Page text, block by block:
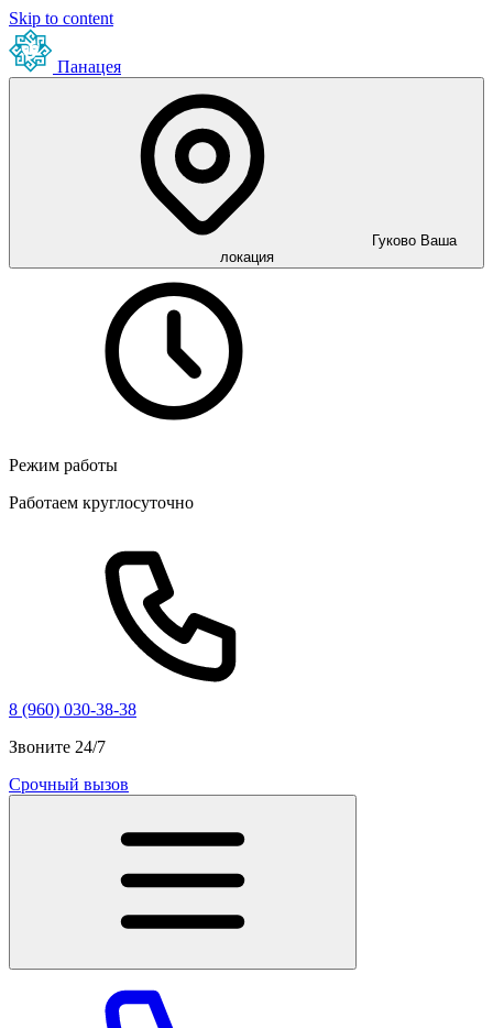
Skip to content
Панацея
Гуково Ваша
локация
Режим работы
Работаем круглосуточно
8 (960) 030-38-38
Звоните 24/7
Срочный вызов